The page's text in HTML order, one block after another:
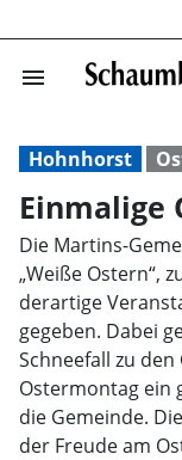
menu
Hohnhorst
Einmalige
Die Martins-
„Weiße Ostern“,
derartige
gegeben. Dabei
Schneefall zu
Ostermontag ein
die Gemeinde.
der Freude am